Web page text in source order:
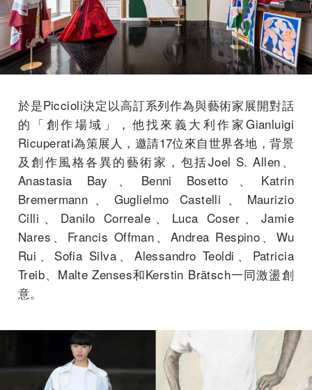
於是Piccioli決定以高訂系列作為與藝術家展開對話
的「創作場域」，他找來義大利作家Gianluigi
Ricuperati為策展人，邀請17位來自世界各地，背景
及創作風格各異的藝術家，包括Joel S. Allen、
Anastasia Bay、Benni Bosetto、Katrin
Bremermann、Guglielmo Castelli、Maurizio
Cilli、Danilo Correale、Luca Coser、Jamie
Nares、Francis Offman、Andrea Respino、Wu
Rui、Sofia Silva、Alessandro Teoldi、Patricia
Treib、Malte Zenses和Kerstin Brätsch一同激盪創
意。